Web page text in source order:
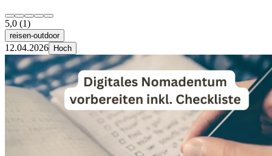
5,0 (1)
reisen-outdoor
12.04.2026 Hoch